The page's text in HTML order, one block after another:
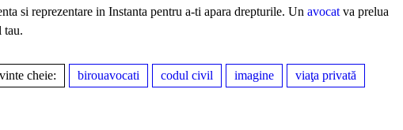
si reprezentare in Instanta pentru a-ti apara drepturile. Un avocat va prelua
tau.
cheie: birouavocati codul civil imagine viaţa privată